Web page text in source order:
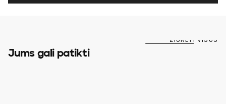
Jums gali patikti
ŽIŪRĖTI VISUS